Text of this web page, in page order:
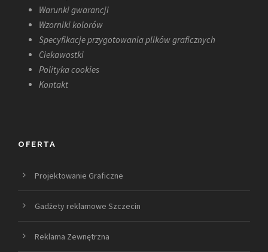
Warunki gwarancji
Wzorniki kolorów
Specyfikacje przygotowania plików graficznych
Ciekawostki
Polityka cookies
Kontakt
OFERTA
Projektowanie Graficzne
Gadżety reklamowe Szczecin
Reklama Zewnętrzna